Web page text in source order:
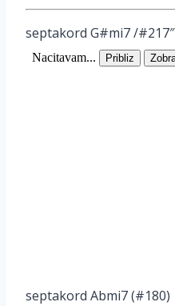
septakord G#mi7 /#217″
septakord Abmi7 (#180)